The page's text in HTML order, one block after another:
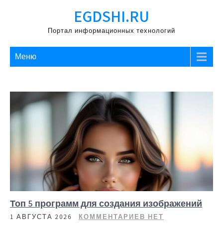
содержимому
EGDSHI.RU
Портал информационных технологий
Меню
Топ 5 программ для создания изображений
1 АВГУСТА 2026 КОММЕНТАРИЕВ НЕТ